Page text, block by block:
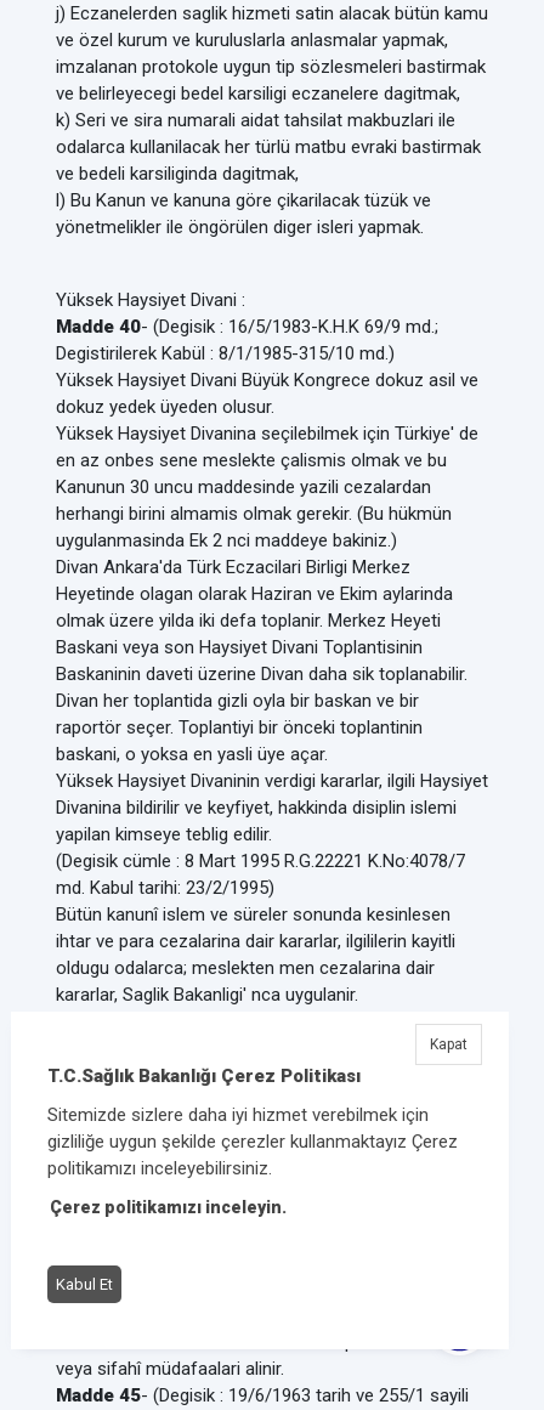
j) Eczanelerden saglik hizmeti satin alacak bütün kamu
ve özel kurum ve kuruluslarla anlasmalar yapmak,
imzalanan protokole uygun tip sözlesmeleri bastirmak
ve belirleyecegi bedel karsiligi eczanelere dagitmak,
k) Seri ve sira numarali aidat tahsilat makbuzlari ile
odalarca kullanilacak her türlü matbu evraki bastirmak
ve bedeli karsiliginda dagitmak,
l) Bu Kanun ve kanuna göre çikarilacak tüzük ve
yönetmelikler ile öngörülen diger isleri yapmak.
Yüksek Haysiyet Divani :
Madde 40- (Degisik : 16/5/1983-K.H.K 69/9 md.;
Degistirilerek Kabül : 8/1/1985-315/10 md.)
Yüksek Haysiyet Divani Büyük Kongrece dokuz asil ve
dokuz yedek üyeden olusur.
Yüksek Haysiyet Divanina seçilebilmek için Türkiye' de
en az onbes sene meslekte çalismis olmak ve bu
Kanunun 30 uncu maddesinde yazili cezalardan
herhangi birini almamis olmak gerekir. (Bu hükmün
uygulanmasinda Ek 2 nci maddeye bakiniz.)
Divan Ankara'da Türk Eczacilari Birligi Merkez
Heyetinde olagan olarak Haziran ve Ekim aylarinda
olmak üzere yilda iki defa toplanir. Merkez Heyeti
Baskani veya son Haysiyet Divani Toplantisinin
Baskaninin daveti üzerine Divan daha sik toplanabilir.
Divan her toplantida gizli oyla bir baskan ve bir
raportör seçer. Toplantiyi bir önceki toplantinin
baskani, o yoksa en yasli üye açar.
Yüksek Haysiyet Divaninin verdigi kararlar, ilgili Haysiyet
Divanina bildirilir ve keyfiyet, hakkinda disiplin islemi
yapilan kimseye teblig edilir.
(Degisik cümle : 8 Mart 1995 R.G.22221 K.No:4078/7
md. Kabul tarihi: 23/2/1995)
Bütün kanunî islem ve süreler sonunda kesinlesen
ihtar ve para cezalarina dair kararlar, ilgililerin kayitli
oldugu odalarca; meslekten men cezalarina dair
kararlar, Saglik Bakanligi' nca uygulanir.
- Bu kanunun 16 nci maddesi hükmü Büyük
Kongre tarafindan seçilen Yüksek Haysiyet Divani
âzasi hakkinda da tatbik olunur.
asil ve yedek âzanin müddeti iki yildir. Eski âza yeniden
seçilebilir. Açilan asil âzaliga rey sirasina göre
yedeklerden alinir.
Madde 43- Yüksek Haysiyet Divani üçte iki ekseriyeti
verir.
Madde 44
veya sifahî müdafaalari alinir.
Madde 45- (Degisik : 19/6/1963 tarih ve 255/1 sayili
T.C.Sağlık Bakanlığı Çerez Politikası
Sitemizde sizlere daha iyi hizmet verebilmek için
gizliliğe uygun şekilde çerezler kullanmaktayız Çerez
politikamızı inceleyebilirsiniz.
Çerez politikamızı inceleyin.
Kabul Et
Kapat